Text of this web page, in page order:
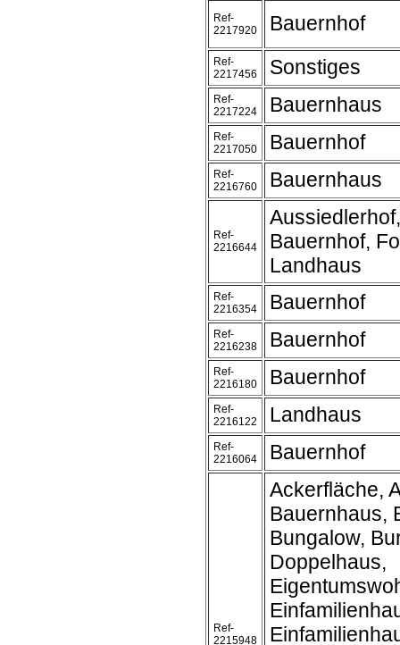
Ref-
2217920
Bauernhof
Ref-
2217456
Sonstiges
Ref-
2217224
Bauernhaus
Ref-
2217050
Bauernhof
Ref-
2216760
Bauernhaus
Ref-
2216644
Bauernhof,
Landhaus
Ref-
2216354
Bauernhof
Ref-
2216238
Bauernhof
Ref-
2216180
Bauernhof
Ref-
2216122
Landhaus
Ref-
2216064
Bauernhof
Ref-
2215948
Ackerfläche,
Bauernhaus,
Bungalow,
Doppelhaus,